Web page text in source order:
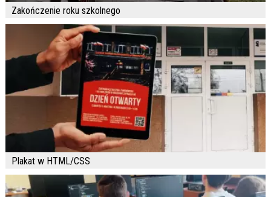
Zakończenie roku szkolnego
Plakat w HTML/CSS